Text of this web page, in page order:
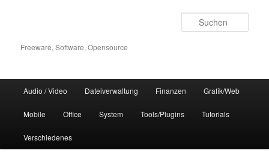
wechselnFreeware, Software, Opensource
Audio / Video Dateiverwaltung Finanzen Grafik/Web
Mobile Office System Tools/Plugins Tutorials
Verschiedenes